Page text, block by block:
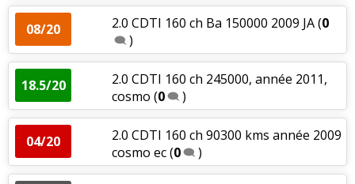
08/20 2.0 CDTI 160 ch Ba 150000 2009 JA(0
)
18.5/20
2.0 CDTI 160 ch 245000, année 2011,
cosmo (0 )
04/20
2.0 CDTI 160 ch 90300 kms année 2009
cosmo ec(0 )